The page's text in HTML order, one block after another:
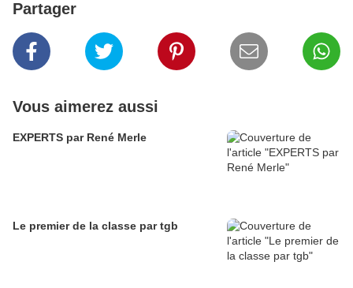
Partager
Vous aimerez aussi
EXPERTS par René Merle
Le premier de la classe par tgb